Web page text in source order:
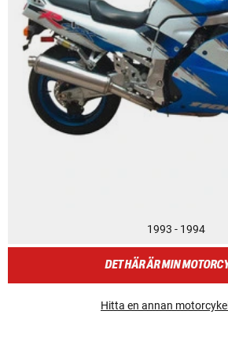
1993 - 1994
DET HÄR ÄR MIN
Hitta en annan